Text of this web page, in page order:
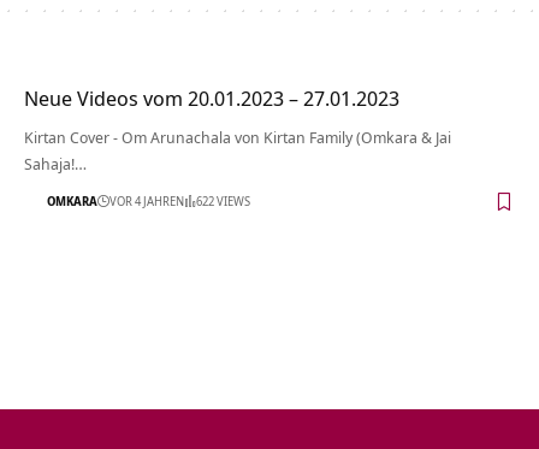
Neue Videos vom 20.01.2023 – 27.01.2023
Kirtan Cover - Om Arunachala von Kirtan Family (Omkara & Jai
Sahaja!…
OMKARA VOR 4 JAHREN 622 VIEWS